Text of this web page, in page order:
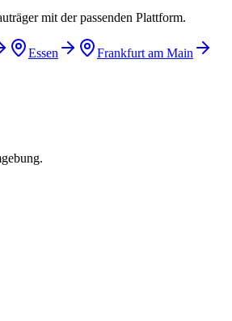
mit der passenden Plattform.
Essen
Frankfurt am Main